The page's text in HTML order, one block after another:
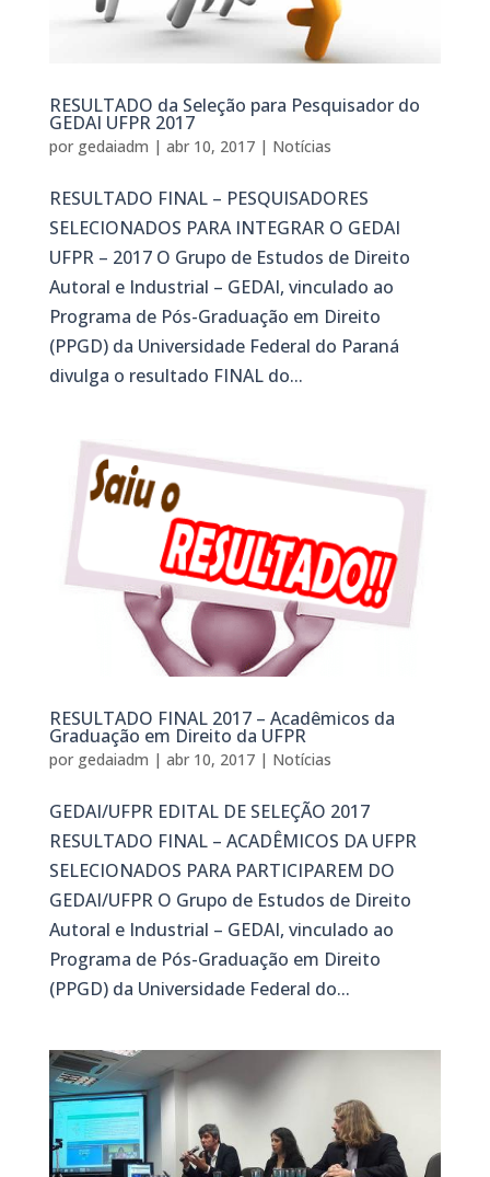
RESULTADO da Seleção para Pesquisador do
GEDAI UFPR 2017
por gedaiadm | abr 10, 2017| Notícias
RESULTADO FINAL – PESQUISADORES
SELECIONADOS PARA INTEGRAR O GEDAI
UFPR – 2017 O Grupo de Estudos de Direito
Autoral e Industrial – GEDAI, vinculado ao
Programa de Pós-Graduação em Direito
(PPGD) da Universidade Federal do Paraná
divulga o resultado FINAL do...
RESULTADO FINAL 2017 – Acadêmicos da
Graduação em Direito da UFPR
por gedaiadm | abr 10, 2017| Notícias
GEDAI/UFPR EDITAL DE SELEÇÃO 2017
RESULTADO FINAL – ACADÊMICOS DA UFPR
SELECIONADOS PARA PARTICIPAREM DO
GEDAI/UFPR O Grupo de Estudos de Direito
Autoral e Industrial – GEDAI, vinculado ao
Programa de Pós-Graduação em Direito
(PPGD) da Universidade Federal do...